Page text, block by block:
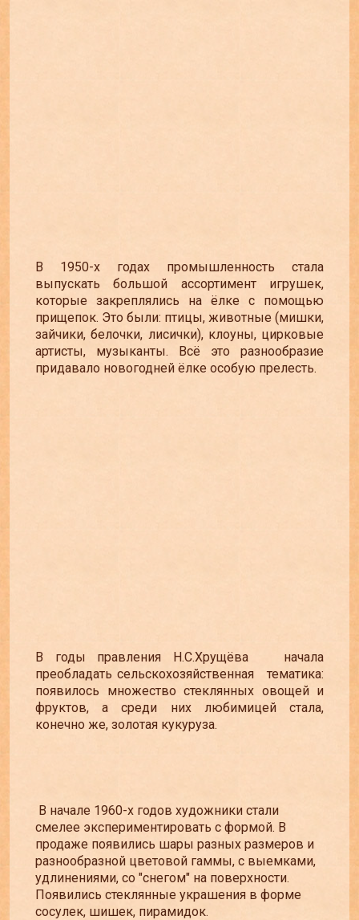
В 1950-х годах промышленность стала
выпускать большой ассортимент игрушек,
которые закреплялись на ёлке с помощью
прищепок. Это были: птицы, животные (мишки,
зайчики, белочки, лисички), клоуны, цирковые
артисты, музыканты. Всё это разнообразие
придавало новогодней ёлке особую прелесть.
В годы правления Н.С.Хрущёва начала
преобладать сельскохозяйственная тематика:
появилось множество стеклянных овощей и
фруктов, а среди них любимицей стала,
конечно же, золотая кукуруза.
В начале 1960-х годов художники стали
смелее экспериментировать с формой. В
продаже появились шары разных размеров и
разнообразной цветовой гаммы, с выемками,
удлинениями, со "снегом" на поверхности.
Появились стеклянные украшения в форме
сосулек, шишек, пирамидок.